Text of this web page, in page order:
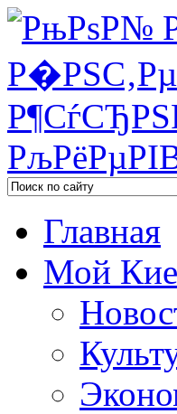
Главная
Мой